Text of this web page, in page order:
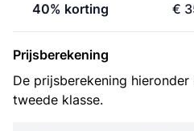
40% korting €
Prijsberekening
De prijsberekening
tweede klasse.